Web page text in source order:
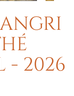
- 2026